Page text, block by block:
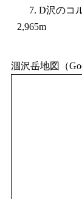
7. D沢のコ
2,965m
涸沢岳地図（